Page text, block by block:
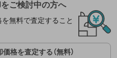
ご検討中の方へ
無料で査定すること
格を査定する（無料）